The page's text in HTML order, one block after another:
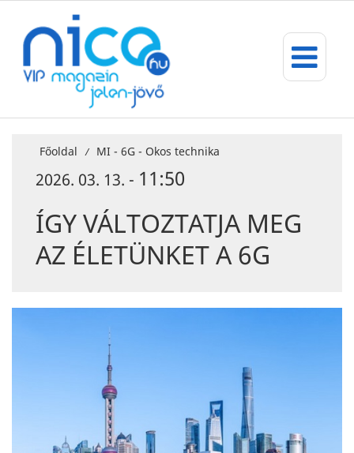
Főoldal / MI - 6G - Okos technika
2026. 03. 13. - 11:50
ÍGY VÁLTOZTATJA MEG
AZ ÉLETÜNKET A 6G